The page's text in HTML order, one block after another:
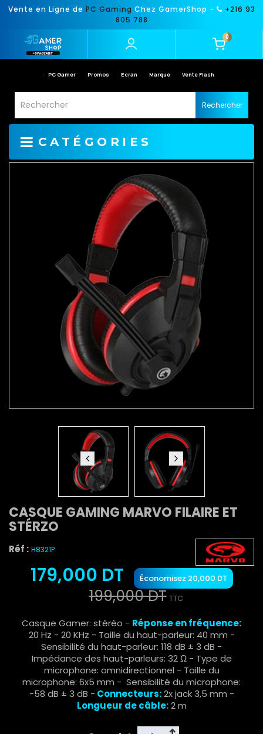
Vente en Ligne de PC Gaming Chez GamerShop -
+216 93
805 788
0
PC Gamer Promos Ecran Marque Vente Flash
Rechercher
CATÉGORIES
CASQUE GAMING MARVO FILAIRE ET
STÉRZO
Réf : H8321P
179,000 DT Économisez 20,000 DT
199,000 DT TTC
Casque Gamer: stéréo - Réponse en fréquence:
20 Hz - 20 KHz - Taille du haut-parleur: 40 mm -
Sensibilité du haut-parleur: 118 dB ± 3 dB -
Impédance des haut-parleurs: 32 Ω - Type de
microphone: omnidirectionnel - Taille du
microphone: 6x5 mm - Sensibilité du microphone:
-58 dB ± 3 dB - Connecteurs:2x jack 3,5 mm -
Longueur de câble:2 m